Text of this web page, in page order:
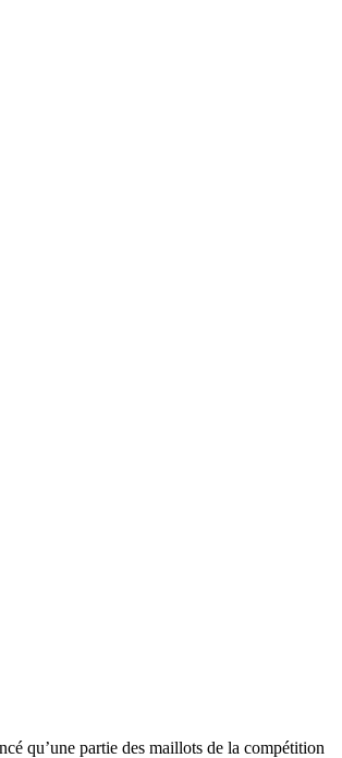
qu’une partie des maillots de la compétition